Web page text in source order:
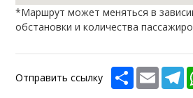
*Маршрут может меняться в
обстановки и количества
Отправить ссылку Share Email